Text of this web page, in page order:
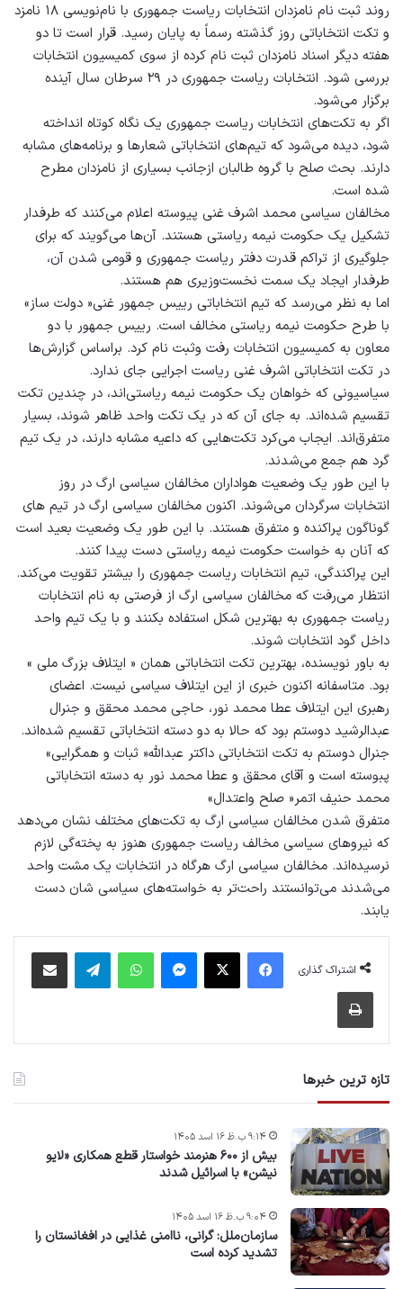
روند ثبت نام نامزدان انتخابات ریاست جمهوری با نام‌نویسی ۱۸ نامزد
و تکت انتخاباتی روز گذشته رسماً به پایان رسید. قرار است تا دو
هفته دیگر اسناد نامزدان ثبت نام کرده از سوی کمیسیون انتخابات
بررسی شود. انتخابات ریاست جمهوری در ۲۹ سرطان سال آینده
برگزار می‌شود.
اگر به تکت‌های انتخابات ریاست جمهوری یک نگاه کوتاه انداخته
شود، دیده می‌شود که تیم‌های انتخاباتی شعارها و برنامه‌های مشابه
دارند. بحث صلح با گروه طالبان ازجانب بسیاری از نامزدان مطرح
شده است.
مخالفان سیاسی محمد اشرف غنی پیوسته اعلام می‌کنند که طرفدار
تشکیل یک حکومت نیمه ریاستی هستند. آن‌ها می‌گویند که برای
جلوگیری از تراکم قدرت دفتر ریاست جمهوری و قومی شدن آن،
طرفدار ایجاد یک سمت نخست‌وزیری هم هستند.
اما به نظر می‌رسد که تیم انتخاباتی رییس جمهور غنی« دولت ساز»
با طرح حکومت نیمه ریاستی مخالف است. رییس جمهور با دو
معاون به کمیسیون انتخابات رفت وثبت نام کرد. براساس گزارش‌ها
در تکت انتخاباتی اشرف غنی ریاست اجرایی جای ندارد.
سیاسیونی که خواهان یک حکومت نیمه ریاستی‌اند، در چندین تکت
تقسیم شده‌اند. به جای آن که در یک تکت واحد ظاهر شوند، بسیار
متفرق‌اند. ایجاب می‌کرد تکت‌هایی که داعیه مشابه دارند، در یک تیم
گرد هم جمع می‌شدند.
با این طور یک وضعیت هوادارا‌ن مخالفان سیاسی ارگ در روز
انتخابات سرگردان می‌شوند. اکنون مخالفان سیاسی ارگ در تیم های
گوناگون پراکنده و متفرق هستند. با این طور یک وضعیت بعید است
که آنان به خواست حکومت نیمه ریاستی دست پیدا کنند.
این پراکندگی، تیم انتخابات ریاست جمهوری را بیشتر تقویت می‌کند.
انتظار می‌رفت که مخالفان سیاسی ارگ از فرصتی به نام انتخابات
ریاست جمهوری به بهترین شکل استفاده بکنند و با یک تیم واحد
داخل گود انتخابات شوند.
به باور نویسنده، بهترین تکت انتخاباتی همان « ایتلاف بزرگ ملی »
بود. متاسفانه اکنون خبری از این ایتلاف سیاسی نیست. اعضای
رهبری این ایتلاف عطا محمد نور، حاجی محمد محقق و جنرال
عبدالرشید دوستم بود که حالا به دو دسته انتخاباتی تقسیم شده‌اند.
جنرال دوستم به تکت انتخاباتی داکتر عبدالله« ثبات و همگرایی»
پبوسته است و آقای محقق و عطا محمد نور به دسته انتخاباتی
محمد حنیف اتمر« صلح واعتدال»
متفرق شدن مخالفان سیاسی ارگ به تکت‌های مختلف نشان می‌دهد
که نیروهای سیاسی مخالف ریاست جمهوری هنوز به پخته‌گی لازم
نرسیده‌اند. مخالفان سیاسی ارگ هرگاه در انتخابات یک مشت واحد
می‌شدند می‌توانستند راحت‌تر به خواسته‌های سیاسی شان دست
یابند.
اشتراک گذاری
فیس بوک X پیام رسان واتس آپ تلگرام اشتراک گذاری از طریق ایمیل
چاپ
تازه ترین خبرها
بیش از ۶۰۰ هنرمند خواستار قطع همکاری «لایو
نیشن» با اسرائیل شدند
۹:۱۴ ب.ظ ۱۶ اسد ۱۴۰۵
سازمان‌ملل: گرانی، ناامنی غذایی در افغانستان را
تشدید کرده است
۹:۰۴ ب.ظ ۱۶ اسد ۱۴۰۵